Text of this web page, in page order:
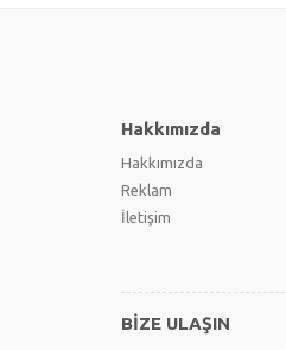
Hakkımızda
Hakkımızda
Reklam
İletişim
BİZE ULAŞIN